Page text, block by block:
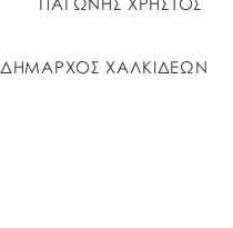
ΔΗΜΑΡΧΟΣ ΧΑΛΚΙΔΕΩΝ